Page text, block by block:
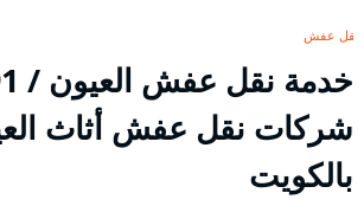
نقل عفش
شركات نقل عفش أثاث
بالكويت